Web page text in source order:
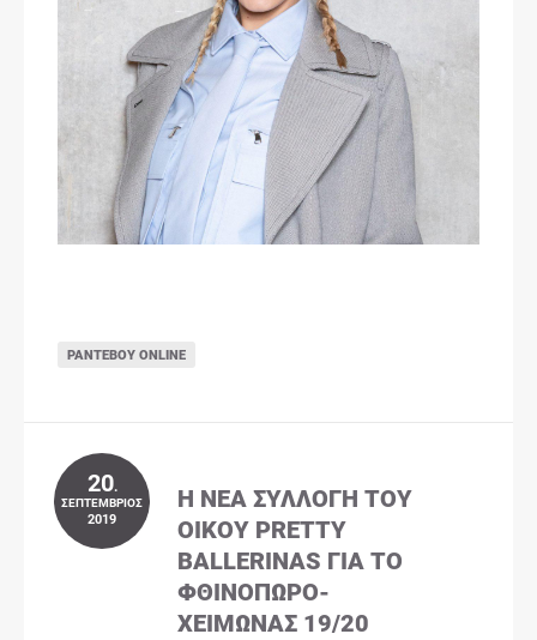
ΡΑΝΤΕΒΟΎ ONLINE
20.
ΣΕΠΤΈΜΒΡΙΟΣ
2019
Η ΝΈΑ ΣΥΛΛΟΓΉ ΤΟΥ
ΟΊΚΟΥ PRETTY
BALLERINAS ΓΙΑ ΤΟ
ΦΘΙΝΌΠΩΡΟ-
ΧΕΙΜΏΝΑΣ 19/20